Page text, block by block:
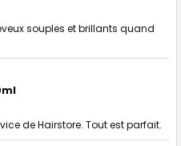
souples et brillants quand
de Hairstore. Tout est parfait.